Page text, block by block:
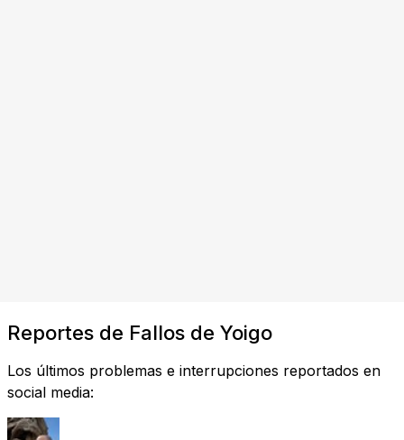
Reportes de Fallos de Yoigo
Los últimos problemas e interrupciones reportados en
social media: